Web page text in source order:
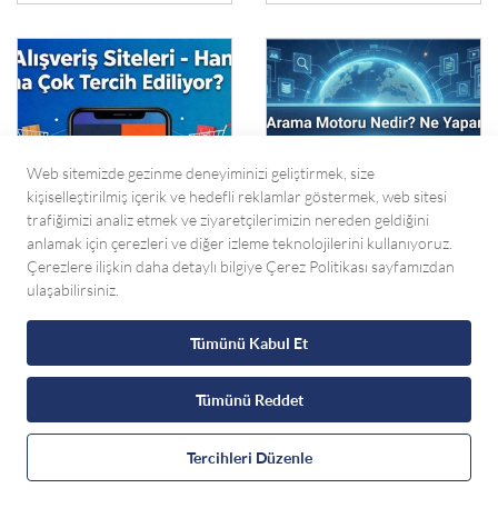
Web sitemizde gezinme deneyiminizi geliştirmek, size
kişiselleştirilmiş içerik ve hedefli reklamlar göstermek, web sitesi
trafiğimizi analiz etmek ve ziyaretçilerimizin nereden geldiğini
anlamak için çerezleri ve diğer izleme teknolojilerini kullanıyoruz.
Çerezlere ilişkin daha detaylı bilgiye Çerez Politikası sayfamızdan
ulaşabilirsiniz.
Tümünü Kabul Et
Tümünü Reddet
Tercihleri Düzenle
09
Aralık
Online Satış
Siteleri - En Çok
Hangisi Tercih
09
Aralık
Arama Motoru
Nedir? Ne İşe
Yarar?
WhatsApp ile Ulaşın